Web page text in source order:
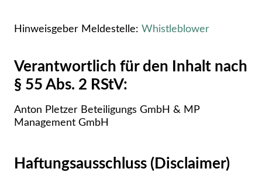
Hinweisgeber Meldestelle: Whistleblower
Verantwortlich für den Inhalt nach
§ 55 Abs. 2 RStV:
Anton Pletzer Beteiligungs GmbH & MP
Management GmbH
Haftungsausschluss (Disclaimer)